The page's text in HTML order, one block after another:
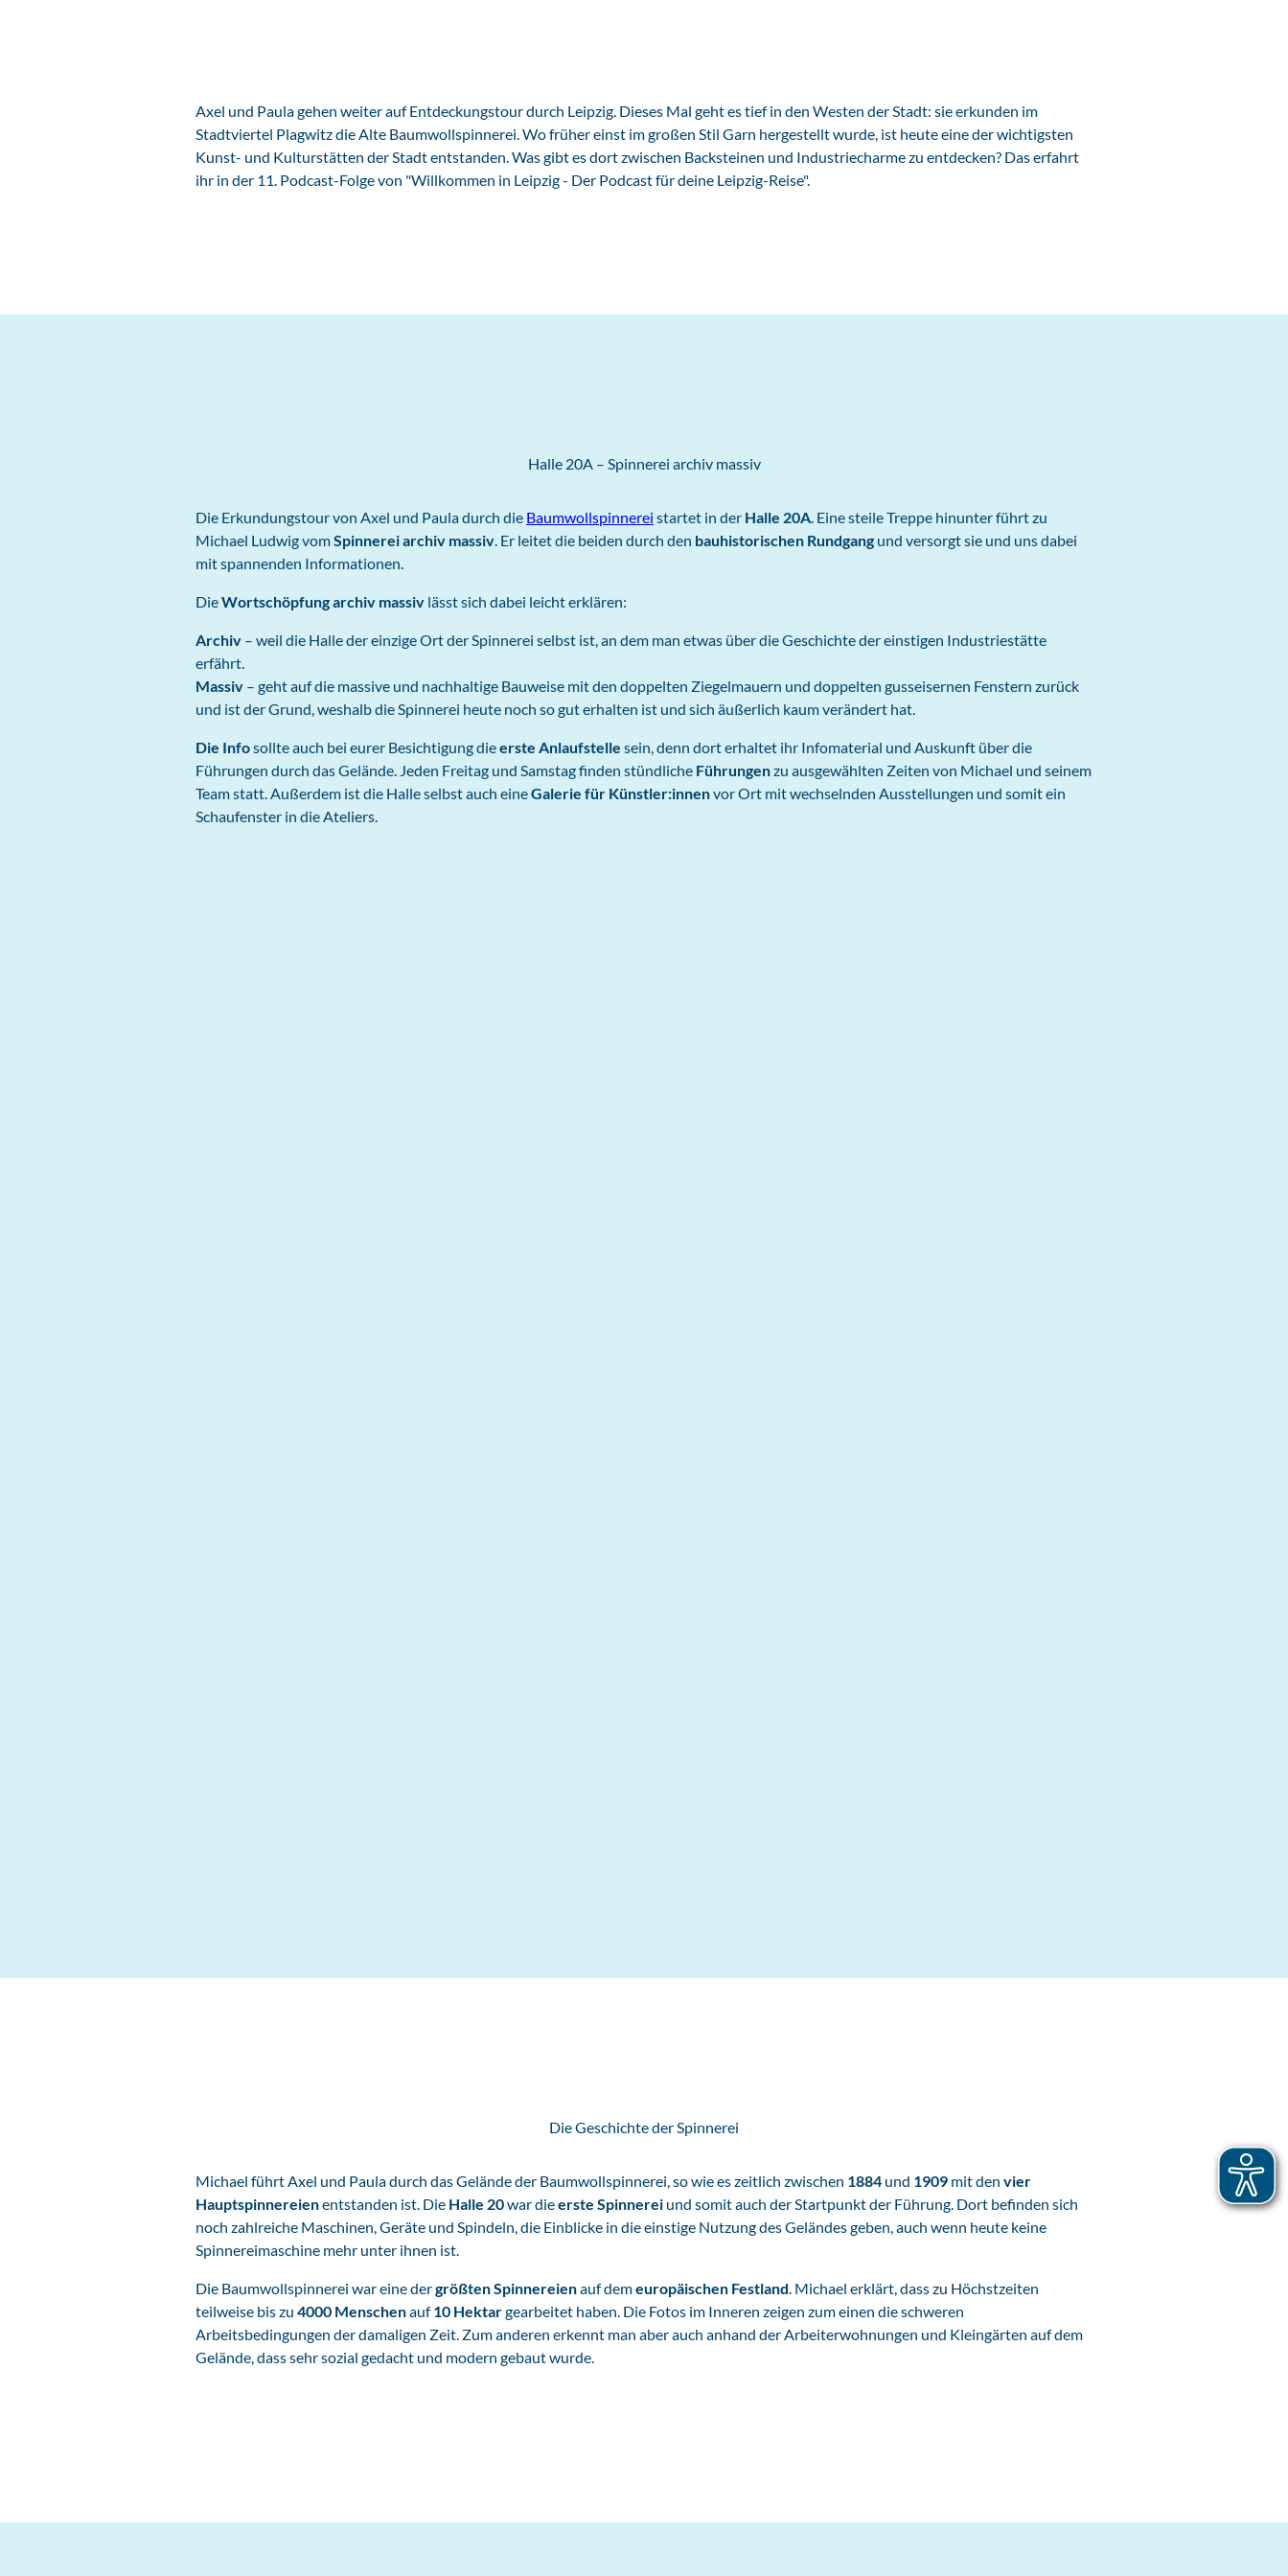
Axel und Paula gehen weiter auf Entdeckungstour durch Leipzig. Dieses Mal geht es tief in den Westen der Stadt: sie erkunden im
Stadtviertel Plagwitz die Alte Baumwollspinnerei. Wo früher einst im großen Stil Garn hergestellt wurde, ist heute eine der wichtigsten
Kunst- und Kulturstätten der Stadt entstanden. Was gibt es dort zwischen Backsteinen und Industriecharme zu entdecken? Das erfahrt
ihr in der 11. Podcast-Folge von "Willkommen in Leipzig - Der Podcast für deine Leipzig-Reise".
Halle 20A – Spinnerei archiv massiv
Die Erkundungstour von Axel und Paula durch die Baumwollspinnerei startet in der Halle 20A. Eine steile Treppe hinunter führt zu
Michael Ludwig vomSpinnerei archiv massiv. Er leitet die beiden durch den bauhistorischen Rundgang und versorgt sie und uns dabei
mit spannenden Informationen.
DieWortschöpfung archiv massiv lässt sich dabei leicht erklären:
Archiv – weil die Halle der einzige Ort der Spinnerei selbst ist, an dem man etwas über die Geschichte der einstigen Industriestätte
erfährt.
Massiv – geht auf die massive und nachhaltige Bauweise mit den doppelten Ziegelmauern und doppelten gusseisernen Fenstern zurück
und ist der Grund, weshalb die Spinnerei heute noch so gut erhalten ist und sich äußerlich kaum verändert hat.
Die Infosollte auch bei eurer Besichtigung dieerste Anlaufstelle sein, denn dort erhaltet ihr Infomaterial und Auskunft über die
Führungen durch das Gelände. Jeden Freitag und Samstag finden stündliche Führungenzu ausgewählten Zeiten von Michael und seinem
Team statt. Außerdem ist die Halle selbst auch eineGalerie für Künstler:innenvor Ort mit wechselnden Ausstellungen und somit ein
Schaufenster in die Ateliers.
Die Geschichte der Spinnerei
Michael führt Axel und Paula durch das Gelände der Baumwollspinnerei, so wie es zeitlich zwischen 1884 und 1909 mit den vier
Hauptspinnereienentstanden ist. Die Halle 20war dieerste Spinnerei und somit auch der Startpunkt der Führung. Dort befinden sich
noch zahlreiche Maschinen, Geräte und Spindeln, die Einblicke in die einstige Nutzung des Geländes geben, auch wenn heute keine
Spinnereimaschine mehr unter ihnen ist.
Die Baumwollspinnerei war eine dergrößten Spinnereienauf demeuropäischen Festland. Michael erklärt, dass zu Höchstzeiten
teilweise bis zu 4000 Menschenauf10 Hektargearbeitet haben. Die Fotos im Inneren zeigen zum einen die schweren
Arbeitsbedingungen der damaligen Zeit. Zum anderen erkennt man aber auch anhand der Arbeiterwohnungen und Kleingärten auf dem
Gelände, dass sehr sozial gedacht und modern gebaut wurde.